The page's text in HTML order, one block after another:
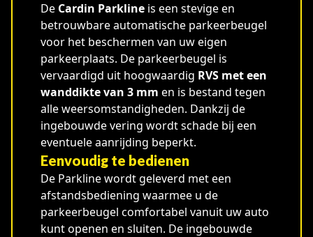
De Cardin Parkline is een stevige en
betrouwbare automatische parkeerbeugel
voor het beschermen van uw eigen
parkeerplaats. De parkeerbeugel is
vervaardigd uit hoogwaardig RVS met een
wanddikte van 3 mm en is bestand tegen
alle weersomstandigheden. Dankzij de
ingebouwde vering wordt schade bij een
eventuele aanrijding beperkt.
Eenvoudig te bedienen
De Parkline wordt geleverd met een
afstandsbediening waarmee u de
parkeerbeugel comfortabel vanuit uw auto
kunt openen en sluiten. De ingebouwde